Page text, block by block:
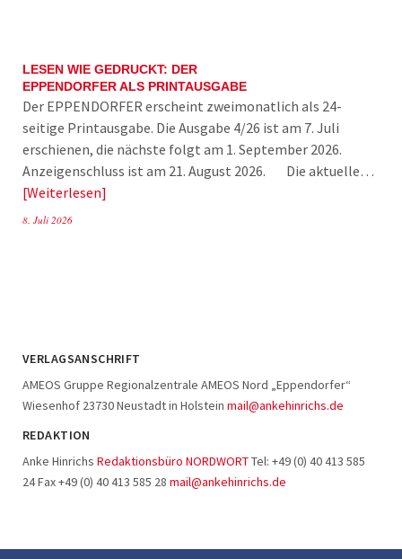
LESEN WIE GEDRUCKT: DER
EPPENDORFER ALS PRINTAUSGABE
Der EPPENDORFER erscheint zweimonatlich als 24-
seitige Printausgabe. Die Ausgabe 4/26 ist am 7. Juli
erschienen, die nächste folgt am 1. September 2026.
Anzeigenschluss ist am 21. August 2026. Die aktuelle…
Weiterlesen
8. Juli 2026
VERLAGSANSCHRIFT
AMEOS Gruppe Regionalzentrale AMEOS Nord „Eppendorfer“
Wiesenhof 23730 Neustadt in Holstein mail@ankehinrichs.de
REDAKTION
Anke Hinrichs Redaktionsbüro NORDWORTTel: +49 (0) 40 413 585
24 Fax +49 (0) 40 413 585 28 mail@ankehinrichs.de